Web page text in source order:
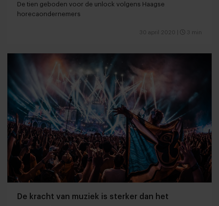
De tien geboden voor de unlock volgens Haagse
horecaondernemers
30 april 2020 3 min
De kracht van muziek is sterker dan het